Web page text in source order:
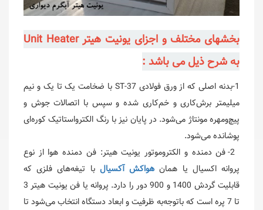
بخشهای مختلف و اجزای یونیت هیتر Unit Heater
به شرح ذیل می باشد :
1-بدنه اصلی که از ورق فولادی ST-37 با ضخامت یک تا یک و نیم
میلیمتر برش‌کاری و خم‌کاری شده و سپس با اتصالات جوش و
پیچ‌ومهره مونتاژ می‌شود. در پایان نیز با رنگ الکترواستاتیک کوره‌ای
پوشانده می‌شود.
2- فن دمنده و الکتروموتور یونیت هیتر: فن دمنده هوا از نوع
پروانه اکسیال یا همانهواکش آکسیال با تیغه‌های فلزی که
قابلیت گردش 1400 و 900 دور را دارد. پروانه یا فن یونیت هیتر 3
تا 7 پره است که باتوجه‌به ظرفیت و ابعاد دستگاه انتخاب می‌شود تا